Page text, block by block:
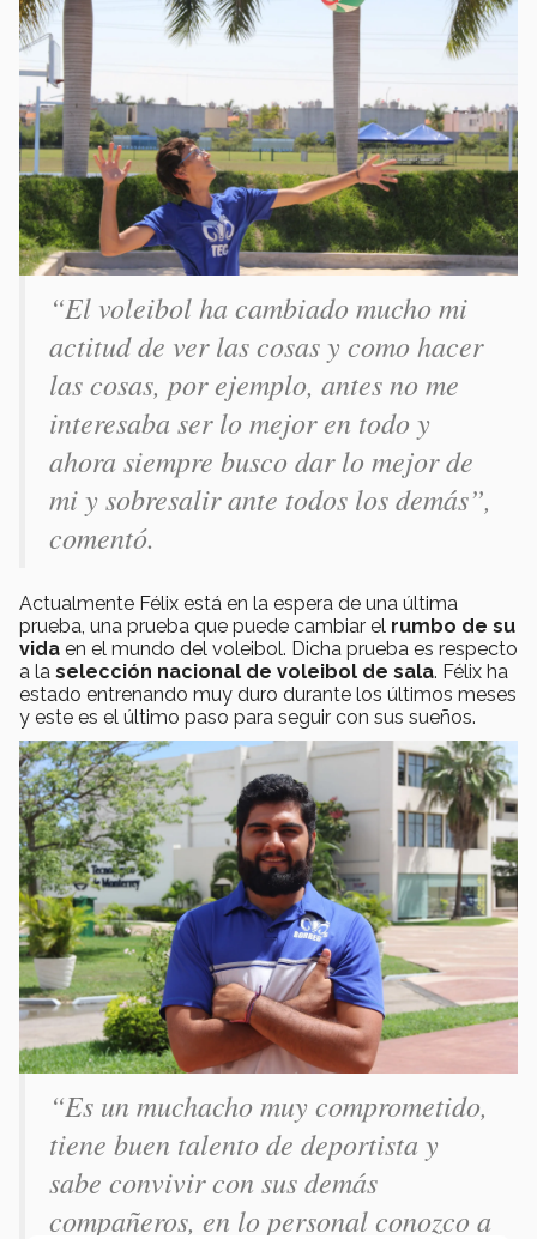
“El voleibol ha cambiado mucho mi
actitud de ver las cosas y como hacer
las cosas, por ejemplo, antes no me
interesaba ser lo mejor en todo y
ahora siempre busco dar lo mejor de
mi y sobresalir ante todos los demás”,
comentó.
Actualmente Félix está en la espera de una última
prueba, una prueba que puede cambiar el rumbo de su
vida en el mundo del voleibol. Dicha prueba es respecto
a la selección nacional de voleibol de sala. Félix ha
estado entrenando muy duro durante los últimos meses
y este es el último paso para seguir con sus sueños.
“Es un muchacho muy comprometido,
tiene buen talento de deportista y
sabe convivir con sus demás
compañeros, en lo personal conozco a